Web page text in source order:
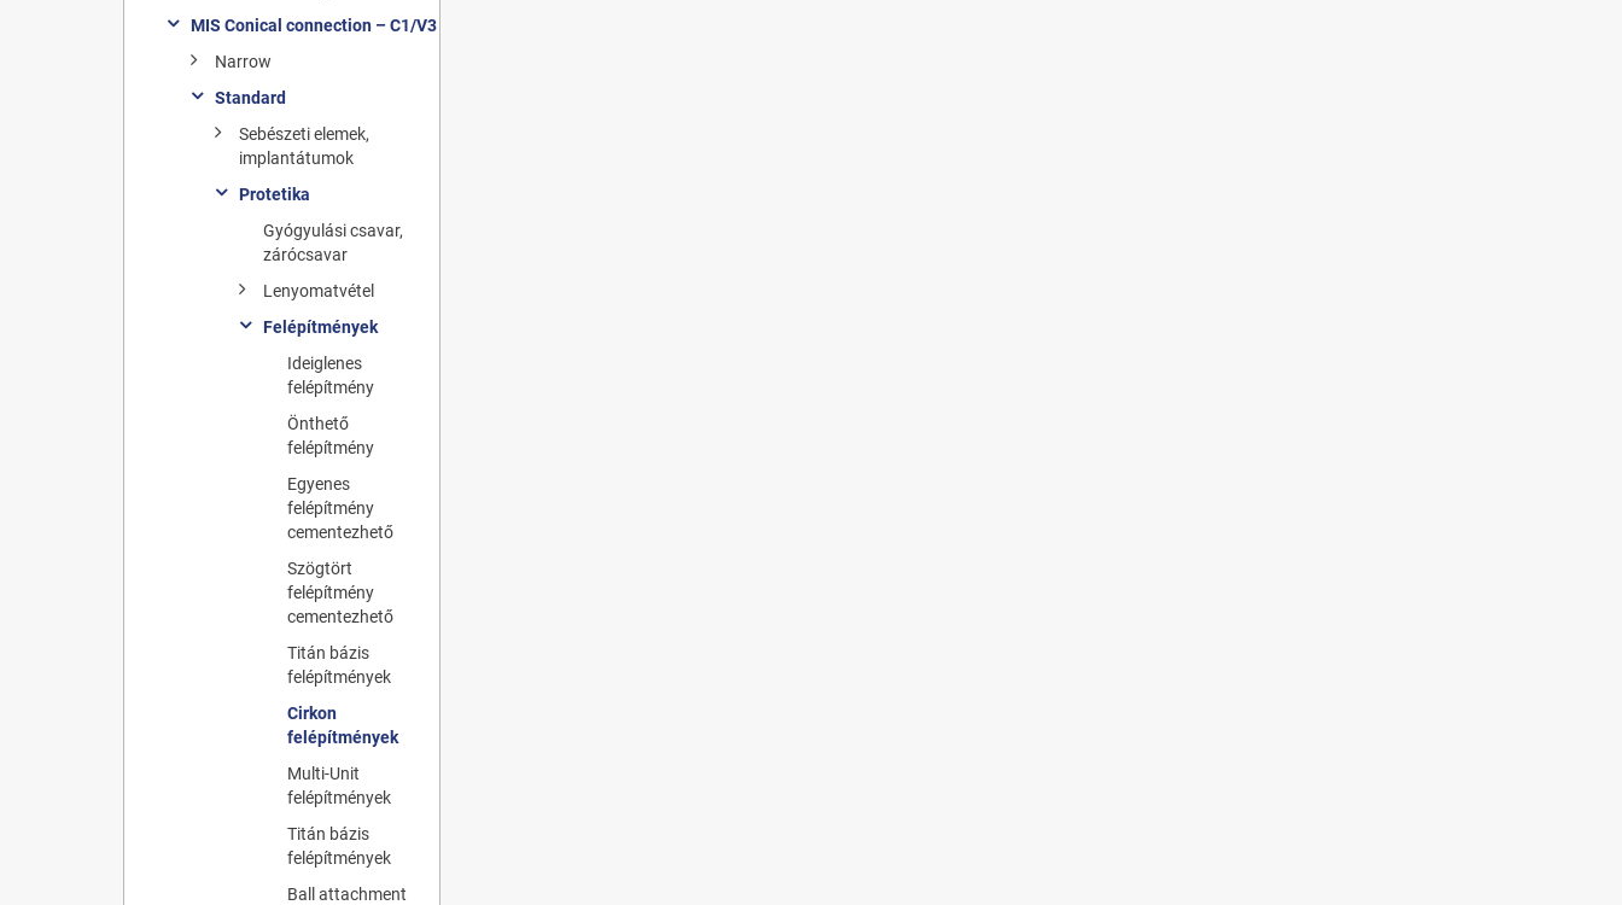
MIS Conical connection – C1/V3
Narrow
Standard
Sebészeti elemek,
implantátumok
Protetika
Gyógyulási csavar,
zárócsavar
Lenyomatvétel
Felépítmények
Ideiglenes
felépítmény
Önthető
felépítmény
Egyenes
felépítmény
cementezhető
Szögtört
felépítmény
cementezhető
Titán bázis
felépítmények
Cirkon
felépítmények
Multi-Unit
felépítmények
Titán bázis
felépítmények
Ball attachment